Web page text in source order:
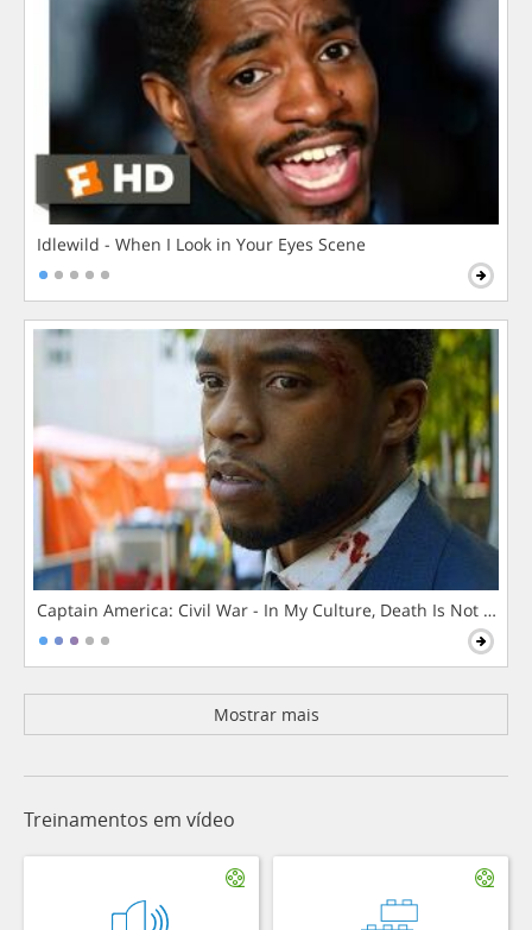
Idlewild - When I Look in Your Eyes Scene
Captain America: Civil War - In My Culture, Death Is Not The
Mostrar mais
Treinamentos em vídeo